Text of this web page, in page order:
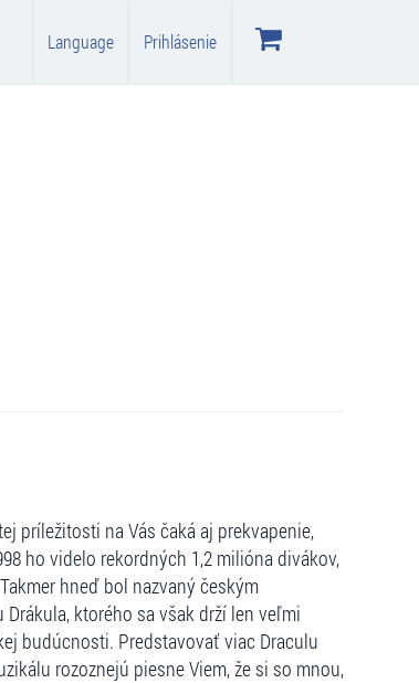
Language Prihlásenie
príležitosti na Vás čaká aj prekvapenie,
ho videlo rekordných 1,2 milióna divákov,
hneď bol nazvaný českým
ktorého sa však drží len veľmi
budúcnosti. Predstavovať viac Draculu
rozoznejú piesne Viem, že si so mnou,